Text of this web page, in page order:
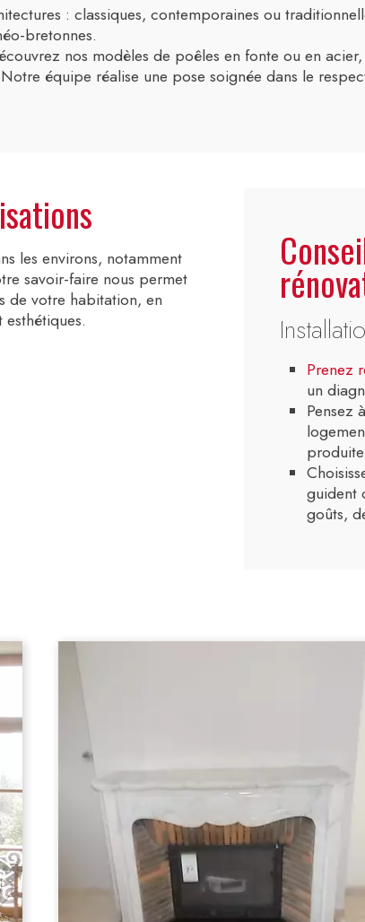
: classiques, contemporaines ou
bretonnes.
nos modèles de poêles en fonte ou en
équipe réalise une pose soignée dans le
les environs, notamment
savoir-faire nous permet
de votre habitation, en
Prenez
un
Pensez
produite.
guident
goûts,